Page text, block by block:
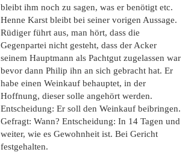
bleibt ihm noch zu sagen, was er benötigt etc.
Henne Karst bleibt bei seiner vorigen Aussage.
Rüdiger führt aus, man hört, dass die
Gegenpartei nicht gesteht, dass der Acker
seinem Hauptmann als Pachtgut zugelassen war
bevor dann Philip ihn an sich gebracht hat. Er
habe einen Weinkauf behauptet, in der
Hoffnung, dieser solle angehört werden.
Entscheidung: Er soll den Weinkauf beibringen.
Gefragt: Wann? Entscheidung: In 14 Tagen und
weiter, wie es Gewohnheit ist. Bei Gericht
festgehalten.